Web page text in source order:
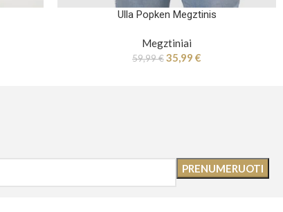
Ulla Popken Megztinis
Megztiniai
59,99€35,99 €